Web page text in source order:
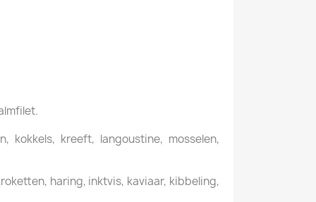
kokkels, kreeft, langoustine, mosselen,
haring, inktvis, kaviaar, kibbeling,